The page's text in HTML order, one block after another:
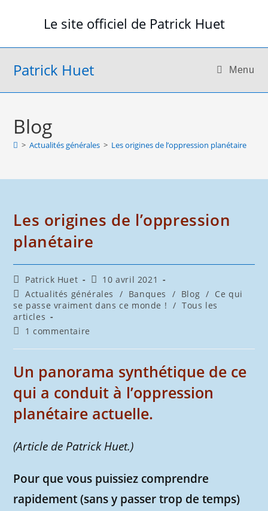
Le site officiel de Patrick Huet
Patrick Huet Menu
Blog
> Actualités générales > Les origines de l’oppression planétaire
Les origines de l’oppression
planétaire
Auteur/autrice
de
la
publication :
Patrick Huet
Publication
publiée :
10 avril 2021
Post
category:
Actualités générales / Banques / Blog / Ce qui
se passe vraiment dans ce monde ! / Tous les
articles
Commentaires
la
publication :
1 commentaire
Un panorama synthétique de ce
qui a conduit à l’oppression
planétaire actuelle.
(Article de Patrick Huet.)
Pour que vous puissiez comprendre
rapidement (sans y passer trop de temps)